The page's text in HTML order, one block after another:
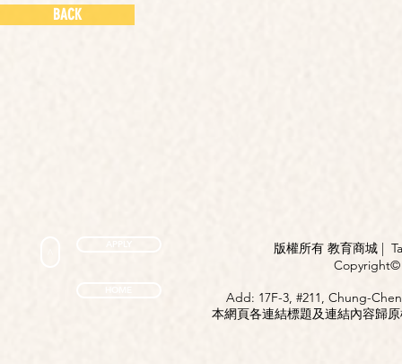
BACK
版權所有 教育商城 |
Copyright©
Add: 17F-3, #211, Chung-
本網頁各連結標題及連結內容歸